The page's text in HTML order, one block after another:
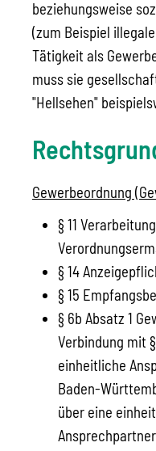
beziehungsweise
(zum Beispiel
Tätigkeit als
muss sie
"Hellsehen"
Gewerbeordnung
§ 11
§ 14
§ 15
§ 6b Absatz 1
Verbindung mit
einheitliche
Baden-
über eine